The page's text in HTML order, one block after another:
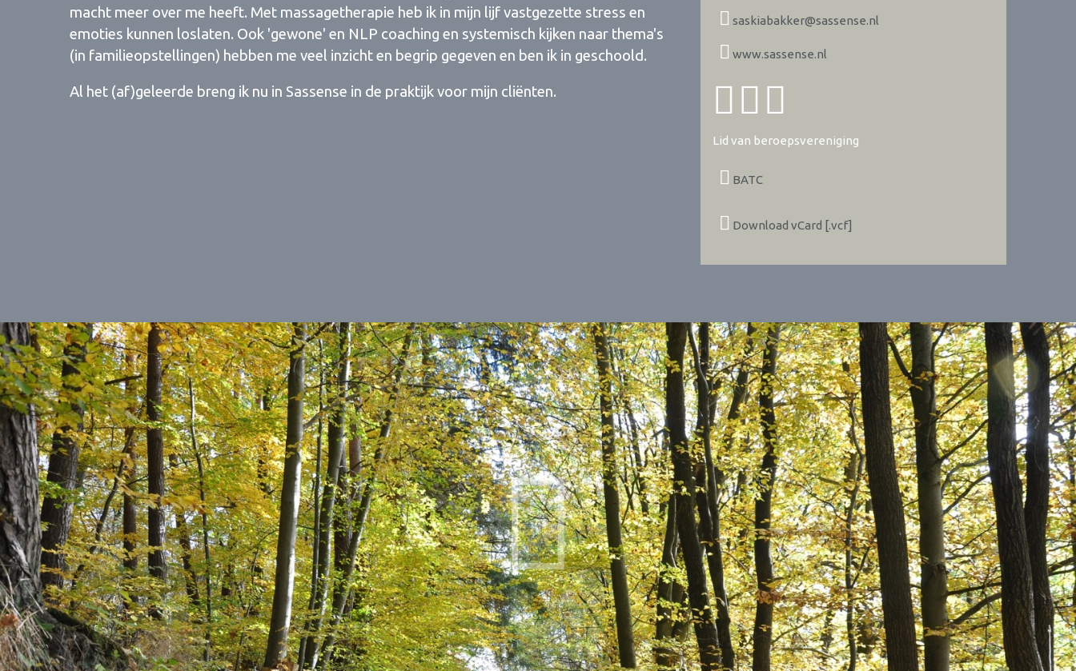
macht meer over me heeft. Met massagetherapie heb ik in mijn lijf vastgezette stress en
emoties kunnen loslaten. Ook 'gewone' en NLP coaching en systemisch kijken naar thema's
(in familieopstellingen) hebben me veel inzicht en begrip gegeven en ben ik in geschoold.
Al het (af)geleerde breng ik nu in Sassense in de praktijk voor mijn cliënten.
saskiabakker@sassense.nl
www.sassense.nl
Lid van beroepsvereniging
BATC
Download vCard [.vcf]